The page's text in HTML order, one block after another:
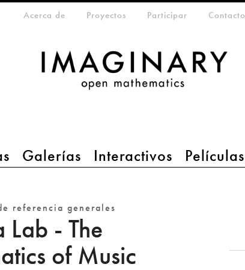
Galerías Interactivos Películas
menu
Acerca de Proyectos Participar Contacto
referencia generales
Lab - The
of Music